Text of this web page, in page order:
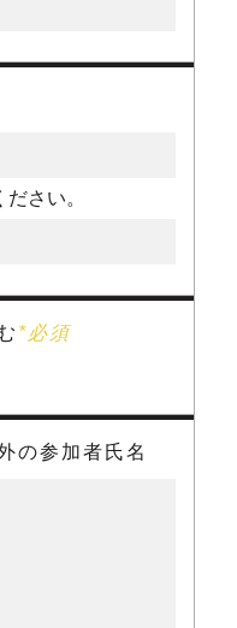
さい。
*必須
の参加者氏名